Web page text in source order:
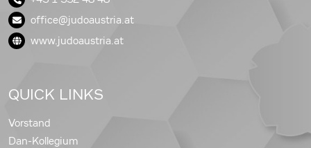
office@judoaustria.at
www.judoaustria.at
QUICK LINKS
Vorstand
Dan-Kollegium